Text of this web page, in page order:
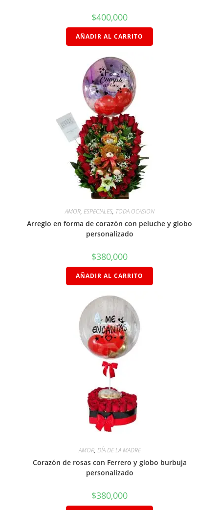
$400,000
AÑADIR AL CARRITO
AMOR, ESPECIALES, TODA OCASION
Arreglo en forma de corazón con peluche y globo
personalizado
$380,000
AÑADIR AL CARRITO
AMOR, DÍA DE LA MADRE
Corazón de rosas con Ferrero y globo burbuja
personalizado
$380,000